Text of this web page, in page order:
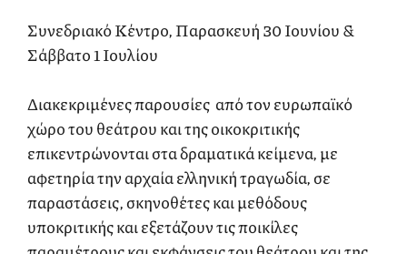
Συνεδριακό Κέντρο, Παρασκευή 30 Ιουνίου &
Σάββατο 1 Ιουλίου
Διακεκριμένες παρουσίες από τον ευρωπαϊκό
χώρο του θεάτρου και της οικοκριτικής
επικεντρώνονται στα δραματικά κείμενα, με
αφετηρία την αρχαία ελληνική τραγωδία, σε
παραστάσεις, σκηνοθέτες και μεθόδους
υποκριτικής και εξετάζουν τις ποικίλες